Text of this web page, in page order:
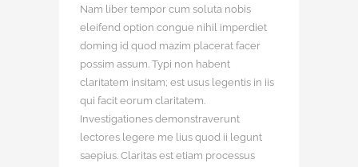
Nam liber tempor cum soluta nobis
eleifend option congue nihil imperdiet
doming id quod mazim placerat facer
possim assum. Typi non habent
claritatem insitam; est usus legentis in iis
qui facit eorum claritatem.
Investigationes demonstraverunt
lectores legere me lius quod ii legunt
saepius. Claritas est etiam processus